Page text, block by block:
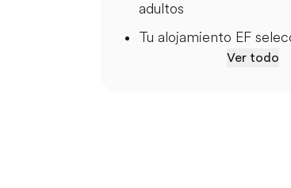
adultos
Tu alojamiento EF
Ver todo